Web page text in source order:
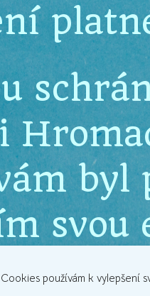
Cookies používám k vylepšení
byl
svou